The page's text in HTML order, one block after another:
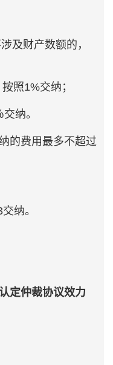
及财产数额的，
照1%交纳；
纳。
的费用最多不超过
纳。
定仲裁协议效力